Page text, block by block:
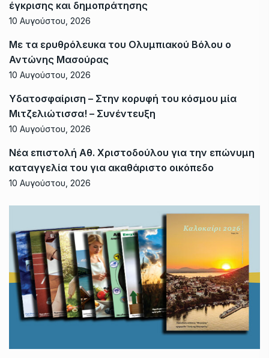
έγκρισης και δημοπράτησης
10 Αυγούστου, 2026
Με τα ερυθρόλευκα του Ολυμπιακού Βόλου ο
Αντώνης Μασούρας
10 Αυγούστου, 2026
Υδατοσφαίριση – Στην κορυφή του κόσμου μία
Μιτζελιώτισσα! – Συνέντευξη
10 Αυγούστου, 2026
Νέα επιστολή Αθ. Χριστοδούλου για την επώνυμη
καταγγελία του για ακαθάριστο οικόπεδο
10 Αυγούστου, 2026